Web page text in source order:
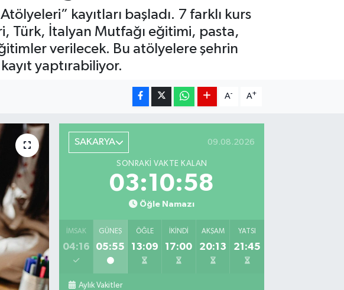
kayıtları başladı. 7 farklı kurs
Türk, İtalyan Mutfağı eğitimi, pasta,
verilecek. Bu atölyelere şehrin
yaptırabiliyor.
A- A+
SAKARYA 09.08.2026
SONRAKI VAKTE KALAN
03:10:57
Öğle Namazı
İMSAK
04:16
GÜNEŞ
05:55
ÖĞLE
13:09
İKINDI
17:00
AKŞAM
20:13
YATSI
21:45
Aylık Vakitler